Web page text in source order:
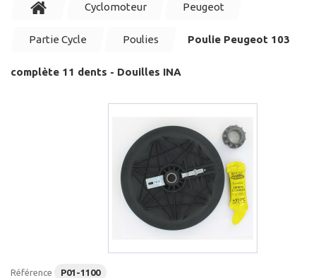
Cyclomoteur Peugeot
Partie Cycle Poulies Poulie Peugeot 103
complète 11 dents - Douilles INA
Référence P01-1100